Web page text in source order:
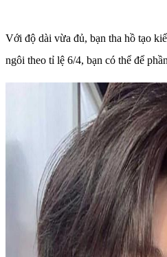
Với độ dài vừa đủ, bạn tha hồ tạo
ngôi theo tỉ lệ 6/4, bạn có thể để